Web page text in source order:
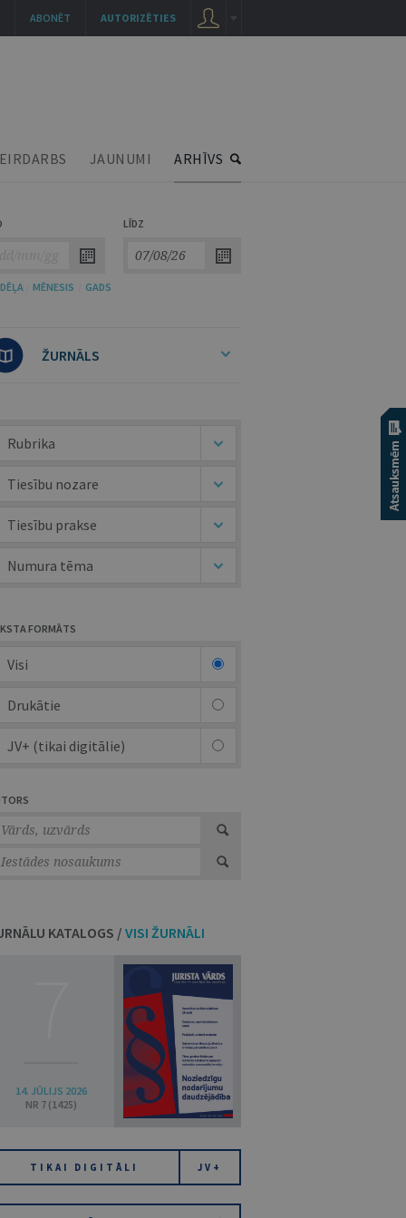
JAUNUMI ARHĪVS
LĪDZ
MĒNESIS GADS
ŽURNĀLS
Rubrika
Tiesību nozare
Tiesību prakse
Numura tēma
FORMĀTS
Visi
Drukātie
JV+ (tikai digitālie)
KATALOGS /VISI ŽURNĀLI
14. JŪLIJS 2026
NR 7 (1425)
TIKAI DIGITĀLI JV+
AUTORIZĒTIES
ABONĒT